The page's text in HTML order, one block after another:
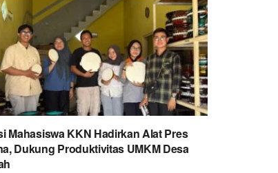
Mahasiswa KKN Hadirkan Alat Pres
Dukung Produktivitas UMKM Desa